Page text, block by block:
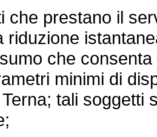
prestano il
riduzione
che
minimi di
tali soggetti